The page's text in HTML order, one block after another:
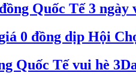
Quốc Tế 3 ngày
0 đồng dịp Hội
Quốc Tế vui hè